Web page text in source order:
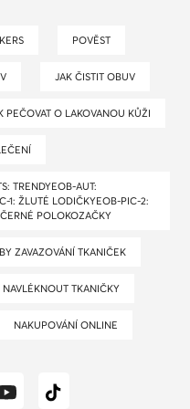
POVĚST
JAK ČISTIT OBUV
PEČOVAT O LAKOVANOU KŮŽI
1: ŽLUTÉ LODIČKYEOB-PIC-2:
POLOKOZAČKY
ZAVAZOVÁNÍ TKANIČEK
NAVLÉKNOUT TKANIČKY
NAKUPOVÁNÍ ONLINE